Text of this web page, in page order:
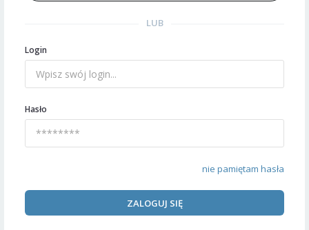
LUB
Login
Hasło
nie pamiętam hasła
ZALOGUJ SIĘ